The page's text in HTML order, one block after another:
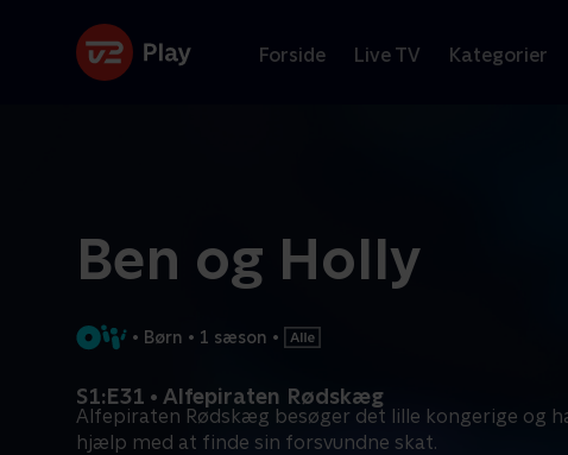
Forside Live TV Kategorier
Ben og Holly
• Børn • 1 sæson •
S1:E31 • Alfepiraten Rødskæg
Alfepiraten Rødskæg besøger det lille kongerige og
hjælp med at finde sin forsvundne skat.